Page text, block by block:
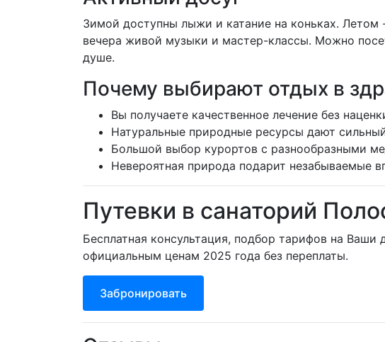
Зимой доступны лыжи и катание на коньках.
вечера живой музыки и мастер-классы. Можно
душе.
Почему выбирают отдых в
Вы получаете качественное лечение без
Натуральные природные ресурсы дают
Большой выбор курортов с разнообразными
Невероятная природа подарит незабываемые
Путевки в санаторий
Бесплатная консультация, подбор тарифов на
официальным ценам 2025 года без переплаты.
Забронировать